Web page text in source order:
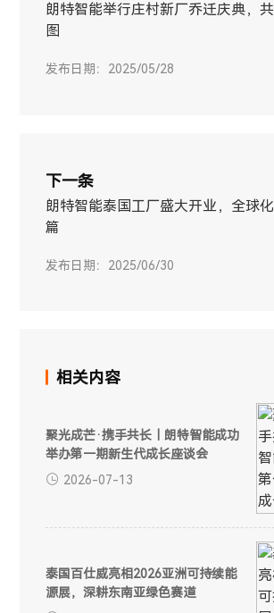
朗特智能举行庄村新厂乔迁庆典，
图
发布日期：2025/05/28
下一条
朗特智能泰国工厂盛大开业，全球
篇
发布日期：2025/06/30
相关内容
聚光成芒·携手共长｜朗特智能成功
举办第一期新生代成长座谈会
2026-07-13
泰国百仕威亮相2026亚洲可持续能
源展，深耕东南亚绿色赛道